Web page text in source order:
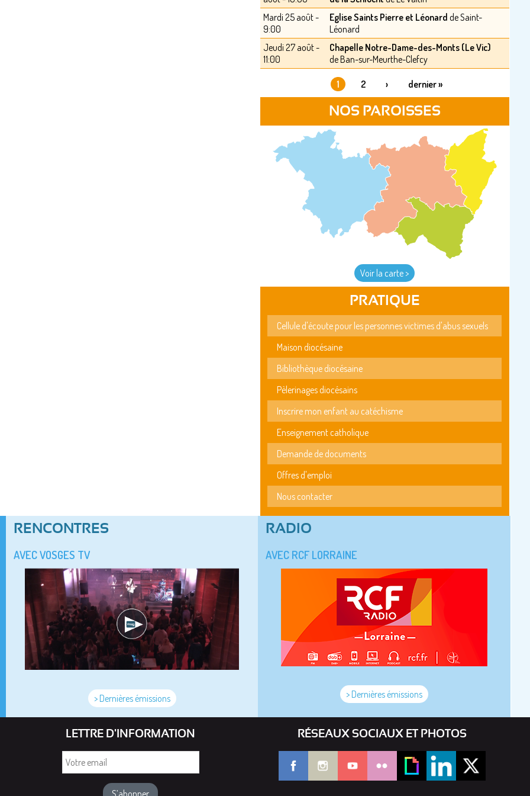
Mardi 25 août -
9:00
Eglise Saints Pierre et Léonard de Saint-
Léonard
Jeudi 27 août -
11:00
Chapelle Notre-Dame-des-Monts (Le Vic)
de Ban-sur-Meurthe-Clefcy
1 2 › dernier »
NOS PAROISSES
Voir la carte >
PRATIQUE
Cellule d'écoute pour les personnes victimes d'abus sexuels
Maison diocésaine
Bibliothèque diocésaine
Pèlerinages diocésains
Inscrire mon enfant au catéchisme
Enseignement catholique
Demande de documents
Offres d'emploi
Nous contacter
RENCONTRES
AVEC VOSGES TV
> Dernières émissions
RADIO
AVEC RCF LORRAINE
> Dernières émissions
LETTRE D'INFORMATION RÉSEAUX SOCIAUX ET PHOTOS